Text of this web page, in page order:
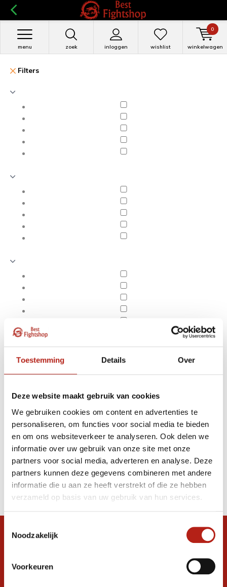
Toestemming Details Over
Deze website maakt gebruik van cookies
We gebruiken cookies om content en advertenties te
personaliseren, om functies voor social media te bieden
en om ons websiteverkeer te analyseren. Ook delen we
informatie over uw gebruik van onze site met onze
partners voor social media, adverteren en analyse. Deze
partners kunnen deze gegevens combineren met andere
informatie die u aan ze heeft verstrekt of die ze hebben
verzameld op basis van uw gebruik van hun services.
Noodzakelijk
Voorkeuren
zoek inloggen
menu wishlist winkelwagen
0
Filters
Apply filters
Producten getagd met
arm beschermer kopen
Producten
Filter
Sorteren op
Snel antwoord op je vraag?
graag verder. 24/7